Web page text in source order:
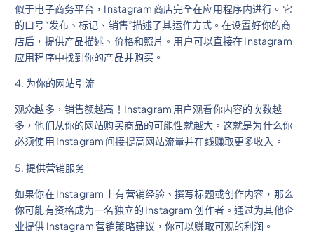
似于电子商务平台，Instagram 商店完全在应用程序内进行。它
的口号“发布、标记、销售”描述了其运作方式。在设置好你的商
店后，提供产品描述、价格和照片。用户可以直接在 Instagram
应用程序中找到你的产品并购买。
4. 为你的网站引流
观众越多，销售额越高！Instagram 用户观看你内容的次数越
多，他们从你的网站购买商品的可能性就越大。这就是为什么你
必须使用 Instagram 间接提高网站流量并在线赚取更多收入。
5. 提供营销服务
如果你在 Instagram 上有营销经验、撰写标题或创作内容，那么
你可能有资格成为一名独立的 Instagram 创作者。通过为其他企
业提供 Instagram 营销策略建议，你可以赚取可观的利润。